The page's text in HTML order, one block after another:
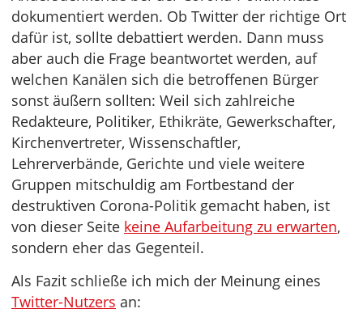
dokumentiert werden. Ob Twitter der richtige Ort
dafür ist, sollte debattiert werden. Dann muss
aber auch die Frage beantwortet werden, auf
welchen Kanälen sich die betroffenen Bürger
sonst äußern sollten: Weil sich zahlreiche
Redakteure, Politiker, Ethikräte, Gewerkschafter,
Kirchenvertreter, Wissenschaftler,
Lehrerverbände, Gerichte und viele weitere
Gruppen mitschuldig am Fortbestand der
destruktiven Corona-Politik gemacht haben, ist
von dieser Seite keine Aufarbeitung zu erwarten,
sondern eher das Gegenteil.
Als Fazit schließe ich mich der Meinung eines
Twitter-Nutzers an: